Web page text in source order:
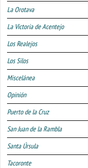
La Orotava
La Victoria de Acentejo
Los Realejos
Los Silos
Miscelánea
Opinión
Puerto de la Cruz
San Juan de la Rambla
Santa Úrsula
Tacoronte